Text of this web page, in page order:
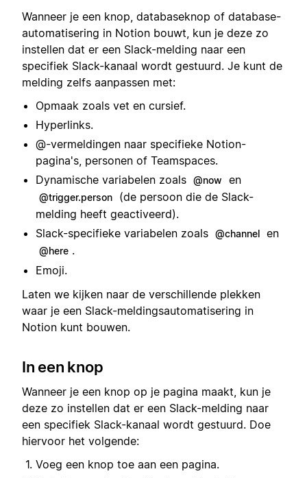
Wanneer je een knop, databaseknop of database-
automatisering in Notion bouwt, kun je deze zo
instellen dat er een Slack-melding naar een
specifiek Slack-kanaal wordt gestuurd. Je kunt de
melding zelfs aanpassen met:
Opmaak zoals vet en cursief.
Hyperlinks.
@-vermeldingen naar specifieke Notion-
pagina's, personen of Teamspaces.
Dynamische variabelen zoals @now en
@trigger.person
(de persoon die de Slack-
melding heeft geactiveerd).
Slack-specifieke variabelen zoals @channel en
@here .
Emoji.
Laten we kijken naar de verschillende plekken
waar je een Slack-meldingsautomatisering in
Notion kunt bouwen.
In een knop
Wanneer je een knop op je pagina maakt, kun je
deze zo instellen dat er een Slack-melding naar
een specifiek Slack-kanaal wordt gestuurd. Doe
hiervoor het volgende:
Voeg een knop toe aan een pagina.